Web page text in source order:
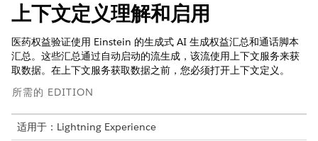
上下文定义理解和启用
医药权益验证使用 Einstein 的生成式 AI 生成权益汇总和通话脚本
汇总。这些汇总通过自动启动的流生成，该流使用上下文服务来获
取数据。在上下文服务获取数据之前，您必须打开上下文定义。
所需的 EDITION
适用于：Lightning Experience